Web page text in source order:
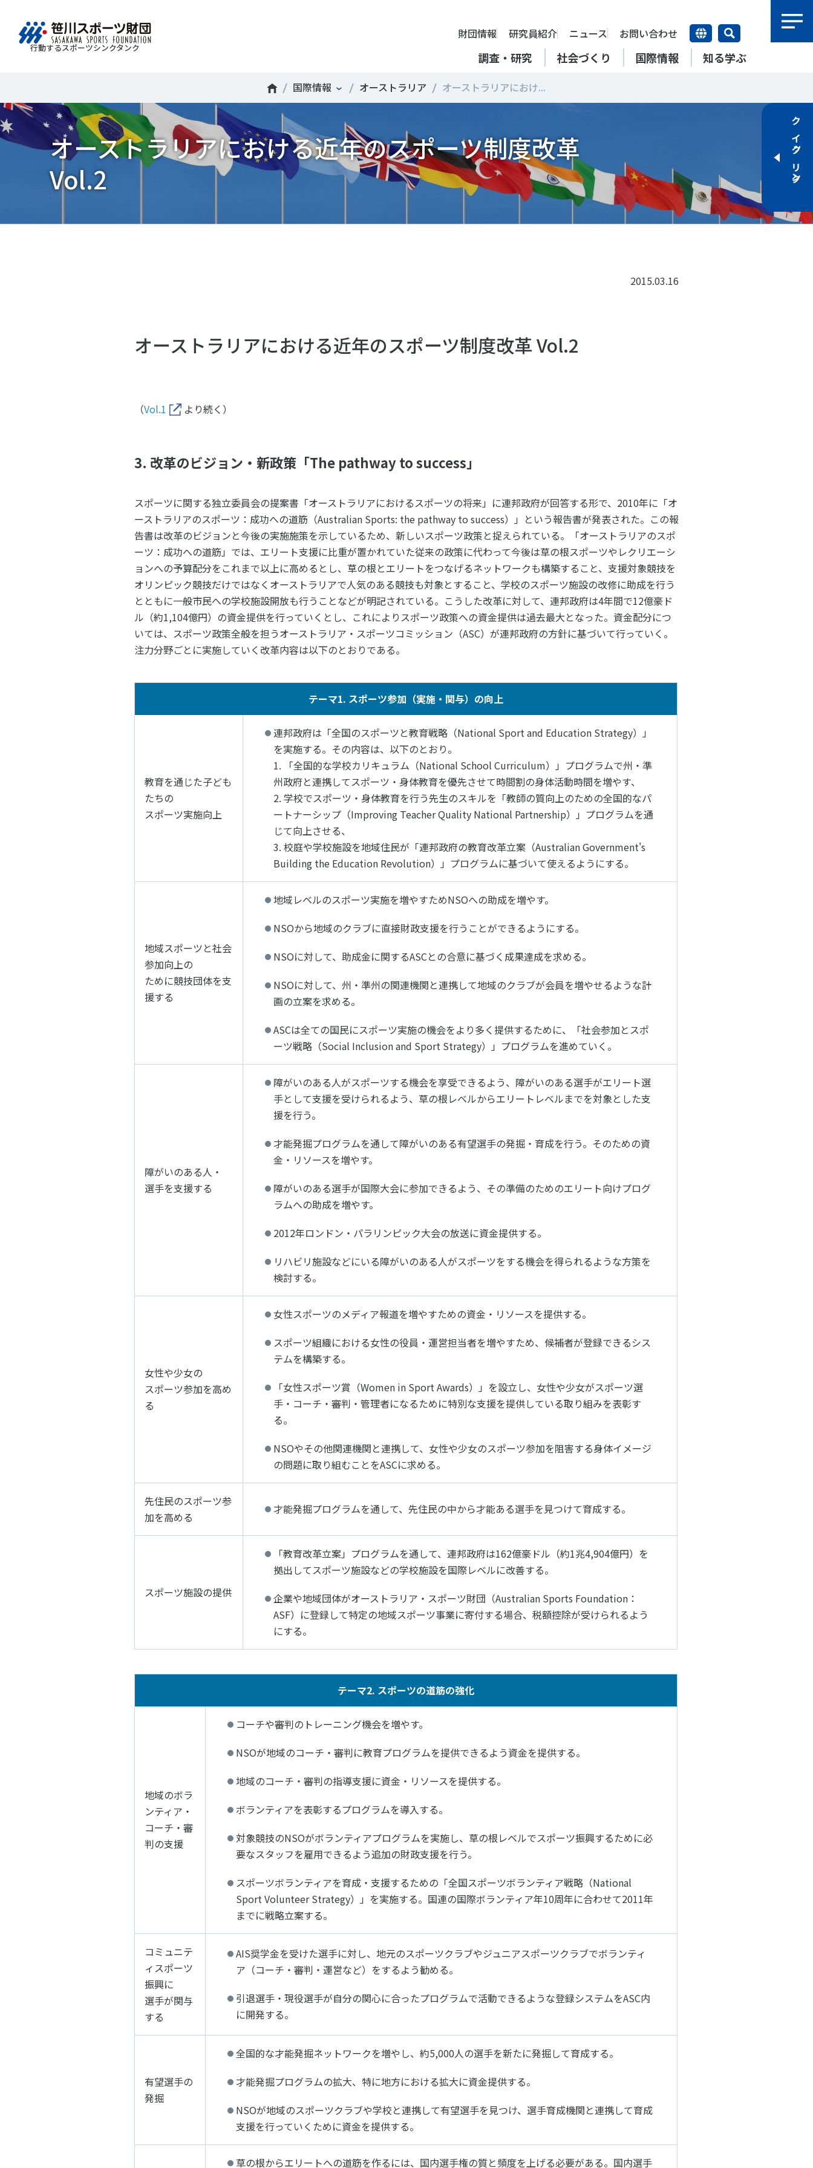
行動するスポーツシンクタンク
調査・研究 社会づくり 国際情報 知る学ぶ
財団情報 研究員紹介 ニュース お問い合わせ
財団情報
理事長挨拶
組織
沿革
採用情報
SSF Guidebook
研究員紹介
社会づくり
アクティブシティ
スポーツアカデミー
ニュース
お問い合わせ・お申し込み
「SSFニュース」
会員登録
個人情報保護方針 ソーシャルメディア運営方針
＃誰が子どものスポーツをささえるのか ＃部活動 ＃アクティブなまちづくり ＃日本人の身体活動と健康寿命
＃競技人口 ＃高齢者スポーツ ＃差別とダイバーシティ
スポーツ振興団体との連携
【動画】スポーツでアクティブ
なまちづくり
スポーツ 歴史の検証
Mission＆Visionの達成に向けさまざまな
研究調査活動を行います。客観的な分
析・研究に基づく実現性のある政策提言
につなげています。
スポーツライフ・データ
スポーツ白書
政策提言
子どものスポーツ
障害者スポーツ
スポーツボランティア
スポーツ政策・予算
健康とスポーツ
その他
調査一覧
新たな地域スポーツプラットフォーム
RSMO 地域スポーツ運営組織
運動部活動の実態と地域展開・
自治体・スポーツ組織・企業・教育機関等と連携し、スポー
ツ推進計画の策定やスポーツ振興、地域課題の解決につなが
る取り組みを共同で実践しています。
アクティブシティ
自治体との連携
各教育機関との連携
スポーツ振興団体との連携
セミナー
【動画】スポーツでアクティブなまちづくり
チャレンジデー30年の取り組み
スポーツ・ライフデータ
運動部活動の実態と地域展開・
地域移行
「スポーツ・フォー・オール」の理念を共有する国際機関や
日本国外の組織との連携、国際会議での研究成果の発表など
を行います。また、諸外国のスポーツ政策の比較、研究、情
報収集に積極的に取り組んでいます。
国際機関との連携
諸外国のスポーツ政策
諸外国のスポーツ事情
SSF研究員による国際情報コラム
SSFとできること
自治体／行政機関の方へ
SSFとできること
研究機関／競技団体の方へ
日本のスポーツ政策についての論考、部
活動やこどもの運動実施率などのスポー
ツ界の諸問題に関するコラム、スポーツ
史に残る貴重な証言など、様々な読み物
コンテンツを作成し、スポーツの果たす
運動部活動の実態と地域展開・地域
移行
スポーツ時事問題
SPORT TOPICS
障害者のスポーツの日常化
SPORT POLICY INCUBATOR―スポ
ーツ政策の『卵』―
SSF BOOKS
広報・出版
投票・クイズ
新型コロナウイルスとスポーツ
SSFとできること
研究機関／競技団体の方へ
SSFとできること
学生／大学生の方へ
クイックリンク
国際情報 オーストラリア オーストラリアにおけ...
オーストラリアにおける近年のスポーツ制度改革
Vol.2
2015.03.16
オーストラリアにおける近年のスポーツ制度改革 Vol.2
（Vol.1 より続く）
3. 改革のビジョン・新政策「The pathway to success」
スポーツに関する独立委員会の提案書「オーストラリアにおけるスポーツの将来」に連邦政府が回答する形で、2010年に「オ
ーストラリアのスポーツ：成功への道筋（Australian Sports: the pathway to success）」という報告書が発表された。この報
告書は改革のビジョンと今後の実施施策を示しているため、新しいスポーツ政策と捉えられている。「オーストラリアのスポ
ーツ：成功への道筋」では、エリート支援に比重が置かれていた従来の政策に代わって今後は草の根スポーツやレクリエーシ
ョンへの予算配分をこれまで以上に高めるとし、草の根とエリートをつなげるネットワークも構築すること、支援対象競技を
オリンピック競技だけではなくオーストラリアで人気のある競技も対象とすること、学校のスポーツ施設の改修に助成を行う
とともに一般市民への学校施設開放も行うことなどが明記されている。こうした改革に対して、連邦政府は4年間で12億豪ド
ル（約1,104億円）の資金提供を行っていくとし、これによりスポーツ政策への資金提供は過去最大となった。資金配分につ
いては、スポーツ政策全般を担うオーストラリア・スポーツコミッション（ASC）が連邦政府の方針に基づいて行っていく。
注力分野ごとに実施していく改革内容は以下のとおりである。
テーマ1. スポーツ参加（実施・関与）の向上
教育を通じた子ども
たちの
スポーツ実施向上
連邦政府は「全国のスポーツと教育戦略（National Sport and Education Strategy）」
を実施する。その内容は、以下のとおり。
1. 「全国的な学校カリキュラム（National School Curriculum）」プログラムで州・準
州政府と連携してスポーツ・身体教育を優先させて時間割の身体活動時間を増やす、
2. 学校でスポーツ・身体教育を行う先生のスキルを「教師の質向上のための全国的なパ
ートナーシップ（Improving Teacher Quality National Partnership）」プログラムを通
じて向上させる、
3. 校庭や学校施設を地域住民が「連邦政府の教育改革立案（Australian Government's
Building the Education Revolution）」プログラムに基づいて使えるようにする。
地域スポーツと社会
参加向上の
ために競技団体を支
援する
地域レベルのスポーツ実施を増やすためNSOへの助成を増やす。
NSOから地域のクラブに直接財政支援を行うことができるようにする。
NSOに対して、助成金に関するASCとの合意に基づく成果達成を求める。
NSOに対して、州・準州の関連機関と連携して地域のクラブが会員を増やせるような計
画の立案を求める。
ASCは全ての国民にスポーツ実施の機会をより多く提供するために、「社会参加とスポ
ーツ戦略（Social Inclusion and Sport Strategy）」プログラムを進めていく。
障がいのある人・
選手を支援する
障がいのある人がスポーツする機会を享受できるよう、障がいのある選手がエリート選
手として支援を受けられるよう、草の根レベルからエリートレベルまでを対象とした支
援を行う。
才能発掘プログラムを通して障がいのある有望選手の発掘・育成を行う。そのための資
金・リソースを増やす。
障がいのある選手が国際大会に参加できるよう、その準備のためのエリート向けプログ
ラムへの助成を増やす。
2012年ロンドン・パラリンピック大会の放送に資金提供する。
リハビリ施設などにいる障がいのある人がスポーツをする機会を得られるような方策を
検討する。
女性や少女の
スポーツ参加を高め
る
女性スポーツのメディア報道を増やすための資金・リソースを提供する。
スポーツ組織における女性の役員・運営担当者を増やすため、候補者が登録できるシス
テムを構築する。
「女性スポーツ賞（Women in Sport Awards）」を設立し、女性や少女がスポーツ選
手・コーチ・審判・管理者になるために特別な支援を提供している取り組みを表彰す
る。
NSOやその他関連機関と連携して、女性や少女のスポーツ参加を阻害する身体イメージ
の問題に取り組むことをASCに求める。
先住民のスポーツ参
加を高める
才能発掘プログラムを通して、先住民の中から才能ある選手を見つけて育成する。
スポーツ施設の提供
「教育改革立案」プログラムを通して、連邦政府は162億豪ドル（約1兆4,904億円）を
拠出してスポーツ施設などの学校施設を国際レベルに改善する。
企業や地域団体がオーストラリア・スポーツ財団（Australian Sports Foundation：
ASF）に登録して特定の地域スポーツ事業に寄付する場合、税額控除が受けられるよう
にする。
テーマ2. スポーツの道筋の強化
地域のボラ
ンティア・
コーチ・審
判の支援
コーチや審判のトレーニング機会を増やす。
NSOが地域のコーチ・審判に教育プログラムを提供できるよう資金を提供する。
地域のコーチ・審判の指導支援に資金・リソースを提供する。
ボランティアを表彰するプログラムを導入する。
対象競技のNSOがボランティアプログラムを実施し、草の根レベルでスポーツ振興するために必
要なスタッフを雇用できるよう追加の財政支援を行う。
スポーツボランティアを育成・支援するための「全国スポーツボランティア戦略（National
Sport Volunteer Strategy）」を実施する。国連の国際ボランティア年10周年に合わせて2011年
までに戦略立案する。
コミュニテ
ィスポーツ
振興に
選手が関与
する
AIS奨学金を受けた選手に対し、地元のスポーツクラブやジュニアスポーツクラブでボランティ
ア（コーチ・審判・運営など）をするよう勧める。
引退選手・現役選手が自分の関心に合ったプログラムで活動できるような登録システムをASC内
に開発する。
有望選手の
発掘
全国的な才能発掘ネットワークを増やし、約5,000人の選手を新たに発掘して育成する。
才能発掘プログラムの拡大、特に地方における拡大に資金提供する。
NSOが地域のスポーツクラブや学校と連携して有望選手を見つけ、選手育成機関と連携して育成
支援を行っていくために資金を提供する。
草の根からエリートへの道筋を作るには、国内選手権の質と頻度を上げる必要がある。国内選手